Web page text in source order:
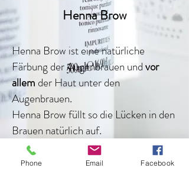
Henna Brow
Henna Brow ist eine natürliche
Färbung der Augenbrauen undvor
allem der Haut unter den
Augenbrauen.
Henna Brow füllt so die Lücken in den
Brauen natürlich auf.
Für schöne und volle Augenbrauen
ohne den Einsatz von permanent
Phone Email Facebook